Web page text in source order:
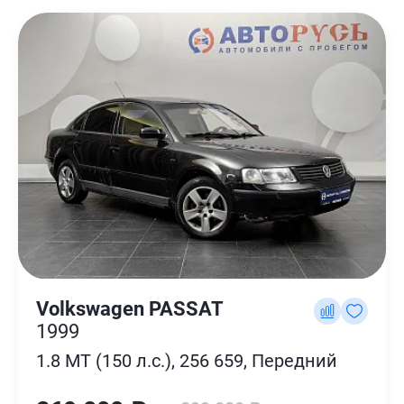
Volkswagen PASSAT
1999
1.8 MT (150 л.с.), 256 659, Передний